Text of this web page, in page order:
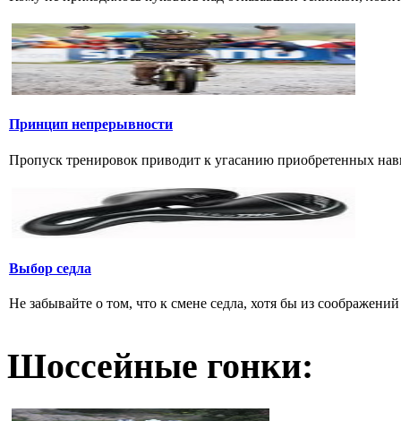
Принцип непрерывности
Пропуск тренировок приводит к угасанию приобретенных
Выбор седла
Не забывайте о том, что к смене седла, хотя бы из
Шоссейные гонки: